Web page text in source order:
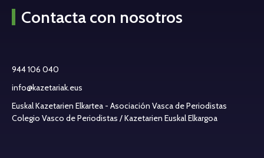
Contacta con nosotros
944 106 040
info@kazetariak.eus
Euskal Kazetarien Elkartea - Asociación Vasca de Periodistas
Colegio Vasco de Periodistas / Kazetarien Euskal Elkargoa